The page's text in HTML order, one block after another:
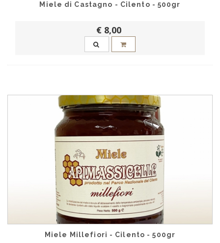
Miele di Castagno - Cilento - 500gr
€ 8,00
Miele Millefiori - Cilento - 500gr